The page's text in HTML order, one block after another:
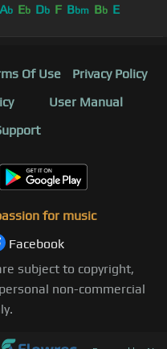
Ab Eb Db F Bbm Bb E
Of Use
Privacy Policy
User Manual
for music
Facebook
subject to copyright,
non-commercial